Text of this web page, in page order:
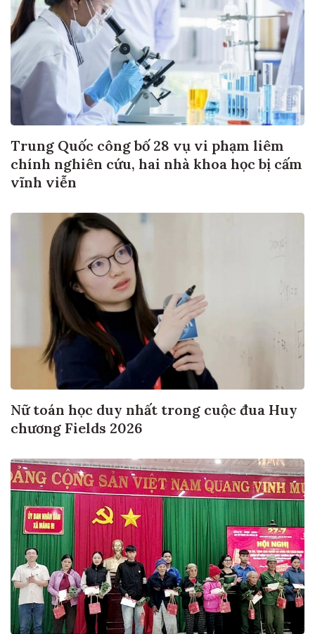
Trung Quốc công bố 28 vụ vi phạm liêm
chính nghiên cứu, hai nhà khoa học bị cấm
vĩnh viễn
Nữ toán học duy nhất trong cuộc đua Huy
chương Fields 2026